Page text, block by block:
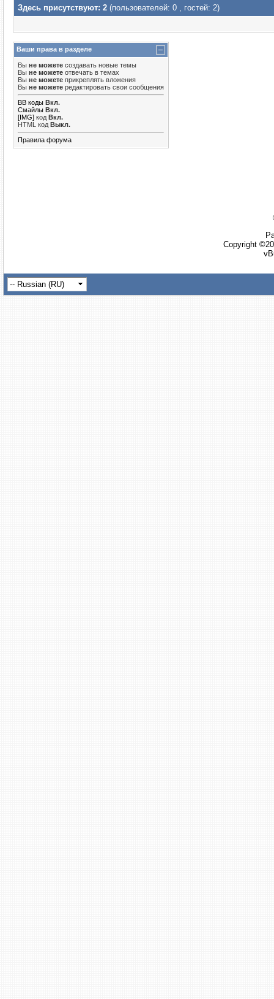
Здесь присутствуют: 2 (пользователей: 0 , гостей: 2)
Ваши права в разделе
Вы не можете создавать новые темы
Вы не можете отвечать в темах
Вы не можете прикреплять вложения
Вы не можете редактировать свои сообщения
BB коды Вкл.
Смайлы Вкл.
[IMG] код Вкл.
HTML код Выкл.
Правила форума
Copyright